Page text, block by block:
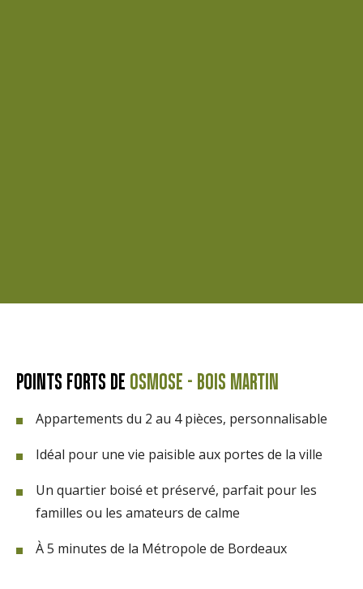
POINTS FORTS DE OSMOSE - BOIS MARTIN
Appartements du 2 au 4 pièces, personnalisable
Idéal pour une vie paisible aux portes de la ville
Un quartier boisé et préservé, parfait pour les
familles ou les amateurs de calme
À 5 minutes de la Métropole de Bordeaux